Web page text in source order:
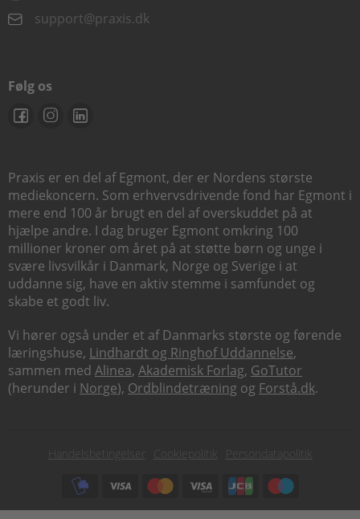
support@praxis.dk
Følg os
Praxis er en del af Egmont, der er Nordens største
mediekoncern. Som erhvervsdrivende fond har Egmont i
mere end 100 år brugt en del af overskuddet på at
hjælpe andre. I dag bruger Egmont omkring 100
millioner kroner om året på at støtte børn og unge i
svære livsvilkår i Danmark, Norge og Sverige i at
uddanne sig, have en aktiv stemme i samfundet og
skabe et godt liv.
Vi hører også under et af Danmarks største og førende
læringshuse, Lindhardt og Ringhof Uddannelse,
sammen med Alinea, Akademisk Forlag, GoTutor
(herunder i Norge), Ordblindetræning og Forstå.dk.
Subfooter
Handelsbetingelser Cookiepolitik
Persondatapolitik
Subfooter
payment
options